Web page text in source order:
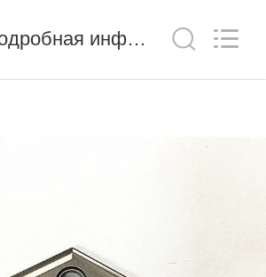
Подробная информация о продукте